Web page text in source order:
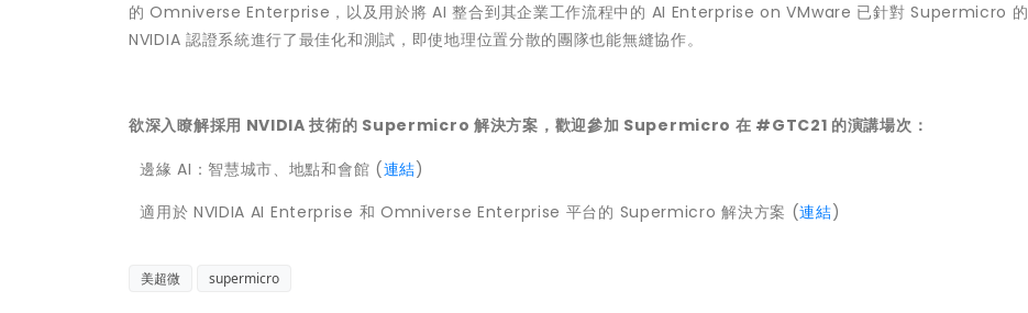
的 Omniverse Enterprise，以及用於將 AI 整合到其企業工作流程中的 AI Enterprise on VMware 已針對 Supermicro 的
NVIDIA 認證系統進行了最佳化和測試，即使地理位置分散的團隊也能無縫協作。
欲深入瞭解採用 NVIDIA 技術的 Supermicro 解決方案，歡迎參加 Supermicro 在 #GTC21 的演講場次：
 邊緣 AI：智慧城市、地點和會館 (連結)
 適用於 NVIDIA AI Enterprise 和 Omniverse Enterprise 平台的 Supermicro 解決方案 (連結)
美超微 supermicro